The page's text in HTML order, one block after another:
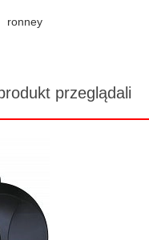
ronney
przeglądali